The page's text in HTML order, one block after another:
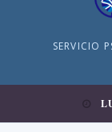
SERVICIO